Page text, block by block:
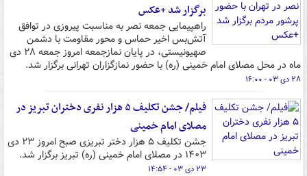
برگزار شد +عکس
راهپیمایی جمعه نصر به مناسبت پیروزی در توافق
آتش‌بس اخیر حماس و محور مقاومت با دشمن
صهیونیستی، در پایان نمازجمعه امروز جمعه ۲۸ دی
ماه در محل مصلای امام خمینی (ره) با حضور نمازگزاران تهرانی برگزار شد.
۲۸ دی ۰۳ - ۱۶:۰۰
فیلم/ جشن تکلیف ۵ هزار نفری دختران تبریز در
مصلای امام خمینی
جشن تکلیف ۵ هزار دختر تبریزی صبح امروز ۲۳ دی
۱۴۰۳ در مصلای امام خمینی (ره) تبریز برگزار شد.
۲۳ دی ۰۳ - ۱۴:۵۴